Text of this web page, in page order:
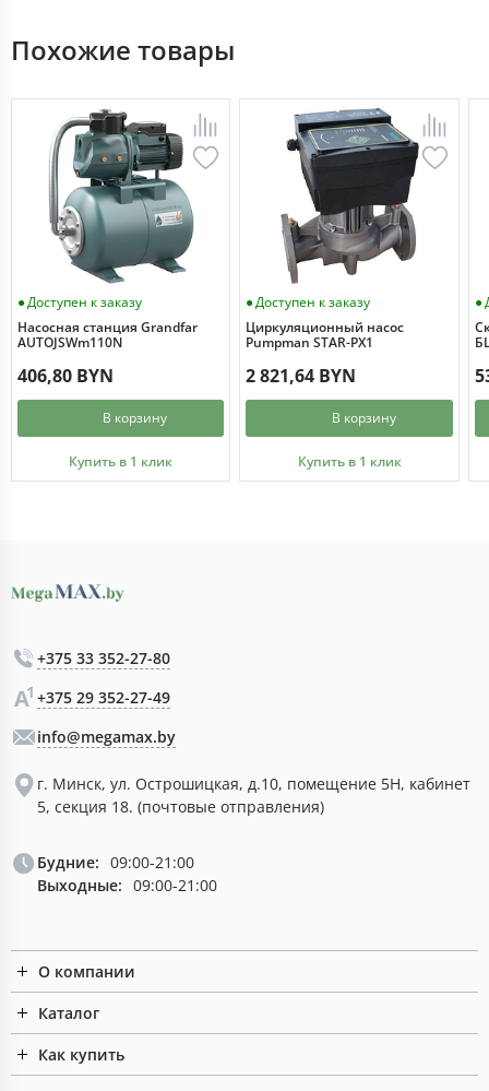
Похожие товары
Доступен к заказу
Насосная станция Grandfar
AUTOJSWm110N
406,80 BYN
В корзину
Купить в 1 клик
Доступен к заказу
Циркуляционный насос
Pumpman STAR-PX1
2 821,64 BYN
В корзину
Купить в 1 клик
+375 33 352-27-80
+375 29 352-27-49
info@megamax.by
г. Минск, ул. Острошицкая, д.10, помещение 5Н, кабинет
5, секция 18. (почтовые отправления)
Будние: 09:00-21:00
Выходные: 09:00-21:00
О компании
Каталог
Как купить